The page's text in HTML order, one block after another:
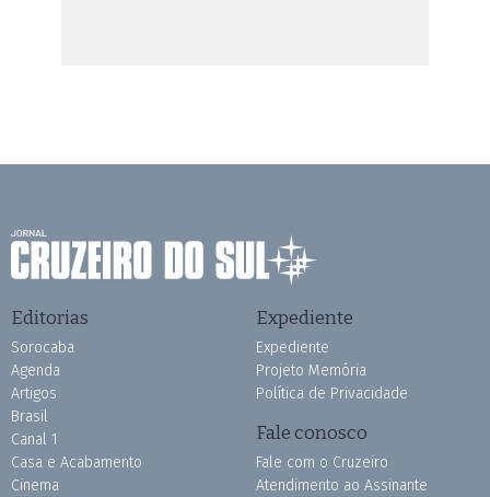
Editorias
Sorocaba
Agenda
Artigos
Brasil
Canal 1
Casa e Acabamento
Cinema
Expediente
Expediente
Projeto Memória
Política de Privacidade
Fale conosco
Fale com o Cruzeiro
Atendimento ao Assinante